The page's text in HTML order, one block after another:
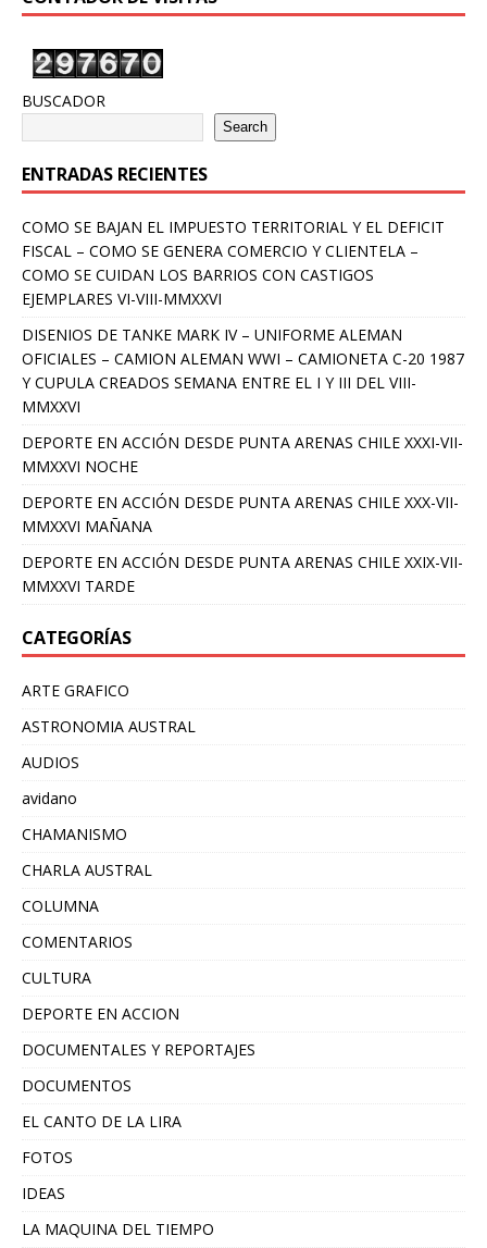
BUSCADOR
Search
ENTRADAS RECIENTES
COMO SE BAJAN EL IMPUESTO TERRITORIAL Y EL DEFICIT
FISCAL – COMO SE GENERA COMERCIO Y CLIENTELA –
COMO SE CUIDAN LOS BARRIOS CON CASTIGOS
EJEMPLARES VI-VIII-MMXXVI
DISENIOS DE TANKE MARK IV – UNIFORME ALEMAN
OFICIALES – CAMION ALEMAN WWI – CAMIONETA C-20 1987
Y CUPULA CREADOS SEMANA ENTRE EL I Y III DEL VIII-
MMXXVI
DEPORTE EN ACCIÓN DESDE PUNTA ARENAS CHILE XXXI-VII-
MMXXVI NOCHE
DEPORTE EN ACCIÓN DESDE PUNTA ARENAS CHILE XXX-VII-
MMXXVI MAÑANA
DEPORTE EN ACCIÓN DESDE PUNTA ARENAS CHILE XXIX-VII-
MMXXVI TARDE
CATEGORÍAS
ARTE GRAFICO
ASTRONOMIA AUSTRAL
AUDIOS
avidano
CHAMANISMO
CHARLA AUSTRAL
COLUMNA
COMENTARIOS
CULTURA
DEPORTE EN ACCION
DOCUMENTALES Y REPORTAJES
DOCUMENTOS
EL CANTO DE LA LIRA
FOTOS
IDEAS
LA MAQUINA DEL TIEMPO